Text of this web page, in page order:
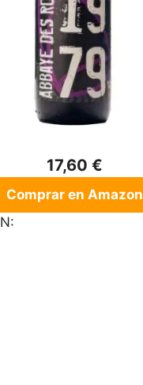
17,60 €
Comprar en Amazon